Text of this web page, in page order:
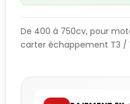
De 400 à 750cv, pour
carter échappement T3 /